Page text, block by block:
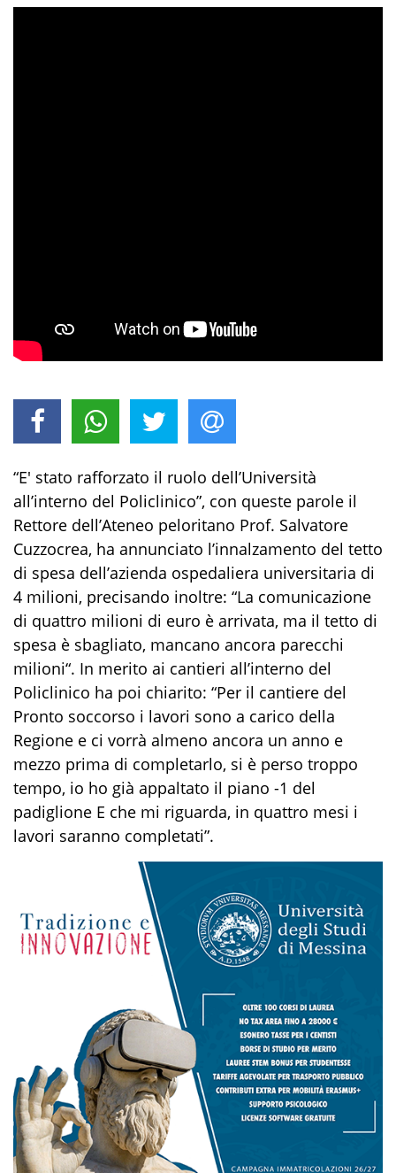
“E' stato rafforzato il ruolo dell’Università
all’interno del Policlinico”, con queste parole il
Rettore dell’Ateneo peloritano Prof. Salvatore
Cuzzocrea, ha annunciato l’innalzamento del tetto
di spesa dell’azienda ospedaliera universitaria di
4 milioni, precisando inoltre: “La comunicazione
di quattro milioni di euro è arrivata, ma il tetto di
spesa è sbagliato, mancano ancora parecchi
milioni“. In merito ai cantieri all’interno del
Policlinico ha poi chiarito: “Per il cantiere del
Pronto soccorso i lavori sono a carico della
Regione e ci vorrà almeno ancora un anno e
mezzo prima di completarlo, si è perso troppo
tempo, io ho già appaltato il piano -1 del
padiglione E che mi riguarda, in quattro mesi i
lavori saranno completati”.